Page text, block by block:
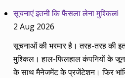
सूचनाएं इतनी कि फैसला लेना मुश्किल!
2 Aug 2026
सूचनाओं की भरमार है। तरह-तरह की
मुश्किल। हाल-फिलहाल कंपनियों के
के साथ मैनेजमेंट के प्रजेंटेशन। फिर